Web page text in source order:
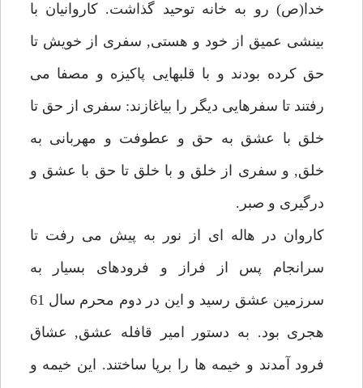
خدا(ص) رو به خانه توحيد گذاشت. كاروانيان با
بينشى عميق از خود و هستى, سفرى از خويش تا
حق كرده بودند و با قلبهايى پاكيزه و مصفا مى
رفتند تا سفرهايى ديگر را بياغازند: سفرى از حق تا
خلق با عشق به حق و عطوفت و مهربانى به
خلق, و سفرى از خلق و با خلق تا حق با عشق و
درگيرى و صبر.
كاروان در هاله اى از نور به پيش مى رفت تا
سرانجام پس از فراز و فرودهاى بسيار به
سرزمين عشق رسيد و اين در دوم محرم سال 61
هجرى بود. به دستور امير قافله عشق, عشاق
فرود آمدند و خيمه ها را برپا ساختند. اين خيمه و